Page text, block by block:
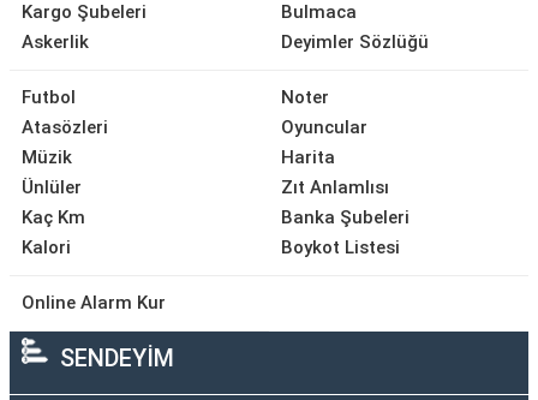
Kargo Şubeleri
Askerlik
Bulmaca
Deyimler Sözlüğü
Futbol
Atasözleri
Müzik
Ünlüler
Kaç Km
Kalori
Noter
Oyuncular
Harita
Zıt Anlamlısı
Banka Şubeleri
Boykot Listesi
Online Alarm Kur
SENDEYİM